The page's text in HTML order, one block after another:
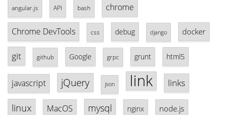
angular.js API bash chrome
Chrome DevTools css debug django docker
git github Google grpc grunt html5
javascript jQuery json link links
linux MacOS mysql nginx node.js